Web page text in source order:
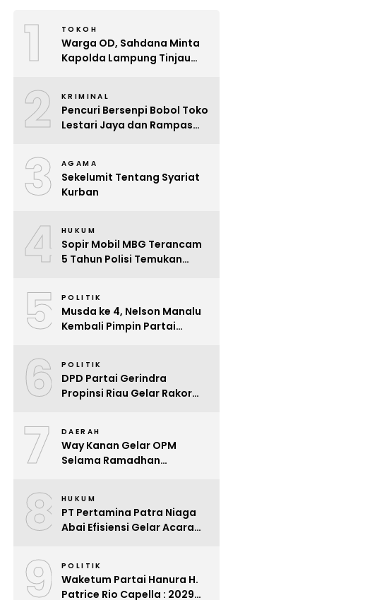
1 TOKOH
Warga OD, Sahdana Minta
Kapolda Lampung Tinjau
2 KRIMINAL
Pencuri Bersenpi Bobol Toko
Lestari Jaya dan Rampas
3 AGAMA
Sekelumit Tentang Syariat
Kurban
4 HUKUM
Sopir Mobil MBG Terancam
5 Tahun Polisi Temukan
5 POLITIK
Musda ke 4, Nelson Manalu
Kembali Pimpin Partai
6 POLITIK
DPD Partai Gerindra
Propinsi Riau Gelar Rakor
7 DAERAH
Way Kanan Gelar OPM
Selama Ramadhan
8 HUKUM
PT Pertamina Patra Niaga
Abai Efisiensi Gelar Acara
9 POLITIK
Waketum Partai Hanura H.
Patrice Rio Capella : 2029